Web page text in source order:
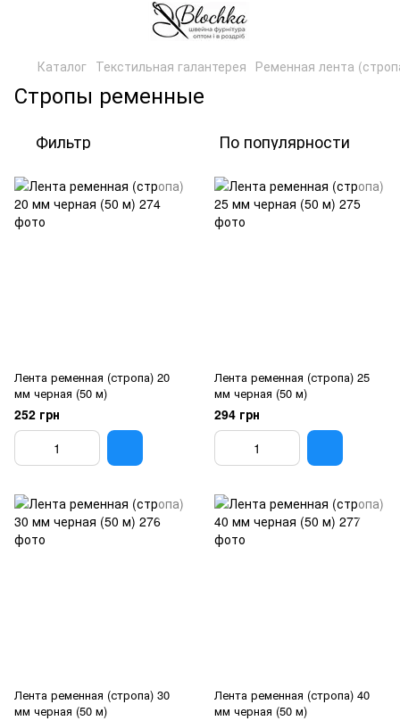
Каталог Текстильная галантерея Ременная лента
Стропы ременные
Фильтр По популярности
Лента ременная (стропа) 20
мм черная (50 м)
252 грн
Лента ременная (стропа) 25
мм черная (50 м)
294 грн
Лента ременная (стропа) 30
мм черная (50 м)
Лента ременная (стропа) 40
мм черная (50 м)